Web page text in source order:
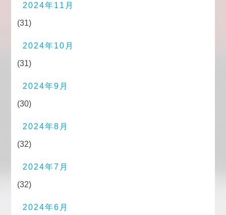
2024年11月
(31)
2024年10月
(31)
2024年9月
(30)
2024年8月
(32)
2024年7月
(32)
2024年6月